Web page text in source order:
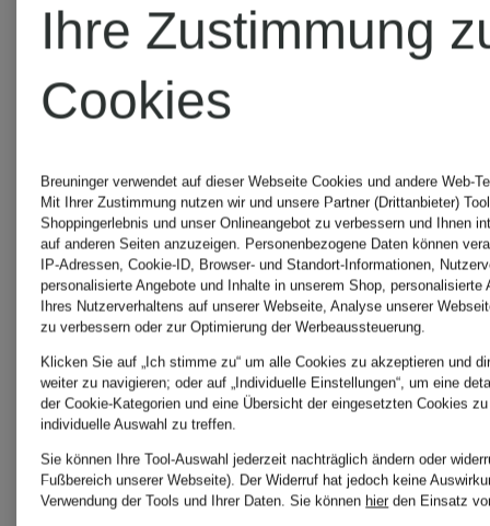
99,99 €
LEJLA
Ihre Zustimmung
Cookies
Breuninger verwendet auf dieser Webseite Cookies und andere Web-
Mit Ihrer Zustimmung nutzen wir und unsere Partner (Drittanbieter)
Shoppingerlebnis und unser Onlineangebot zu verbessern und Ihnen
auf anderen Seiten anzuzeigen. Personenbezogene Daten können
IP-Adressen, Cookie-ID, Browser- und Standort-Informationen,
personalisierte Angebote und Inhalte in unserem Shop, personalisierte
Ihres Nutzerverhaltens auf unserer Webseite, Analyse unserer
zu verbessern oder zur Optimierung der Werbeaussteuerung.
Klicken Sie auf „Ich stimme zu“ um alle Cookies zu akzeptieren und
weiter zu navigieren; oder auf „Individuelle Einstellungen“, um eine
der Cookie-Kategorien und eine Übersicht der eingesetzten Cookies
individuelle Auswahl zu treffen.
Sie können Ihre Tool-Auswahl jederzeit nachträglich ändern oder
Fußbereich unserer Webseite). Der Widerruf hat jedoch keine
Verwendung der Tools und Ihrer Daten. Sie können hier den Einsatz